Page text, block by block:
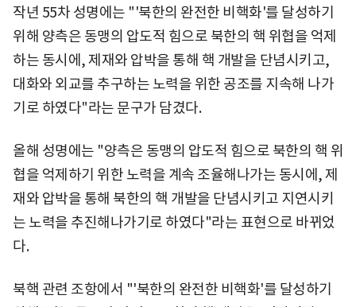
작년 55차 성명에는 "'북한의 완전한 비핵화'를 달성하기
위해 양측은 동맹의 압도적 힘으로 북한의 핵 위협을 억제
하는 동시에, 제재와 압박을 통해 핵 개발을 단념시키고,
대화와 외교를 추구하는 노력을 위한 공조를 지속해 나가
기로 하였다"라는 문구가 담겼다.
올해 성명에는 "양측은 동맹의 압도적 힘으로 북한의 핵 위
협을 억제하기 위한 노력을 계속 조율해나가는 동시에, 제
재와 압박을 통해 북한의 핵 개발을 단념시키고 지연시키
는 노력을 추진해나가기로 하였다"라는 표현으로 바뀌었
다.
북핵 관련 조항에서 "'북한의 완전한 비핵화'를 달성하기